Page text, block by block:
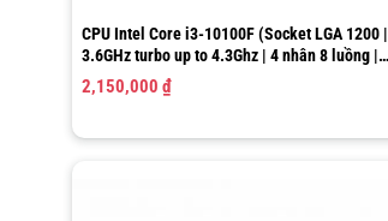
CPU Intel Core i3-10100F (Socket LGA 1200 |
3.6GHz turbo up to 4.3Ghz | 4 nhân 8 luồng |
6MB Cache)
2,150,000₫